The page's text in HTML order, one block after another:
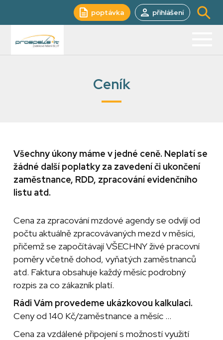
poptávka přihlášení
Ceník
Všechny úkony máme v jedné ceně. Neplatí se
žádné další poplatky za zavedení či ukončení
zaměstnance, RDD, zpracování evidenčního
listu atd.
Cena za zpracování mzdové agendy se odvíjí od
počtu aktuálně zpracovávaných mezd v měsíci,
přičemž se započítávají VŠECHNY živé pracovní
poměry včetně dohod, vyňatých zaměstnanců
atd. Faktura obsahuje každý měsíc podrobný
rozpis za co zákazník platí.
Rádi Vám provedeme ukázkovou kalkulaci.
Ceny od 140 Kč/zaměstnance a měsíc ...
Cena za vzdálené připojení s možností využití